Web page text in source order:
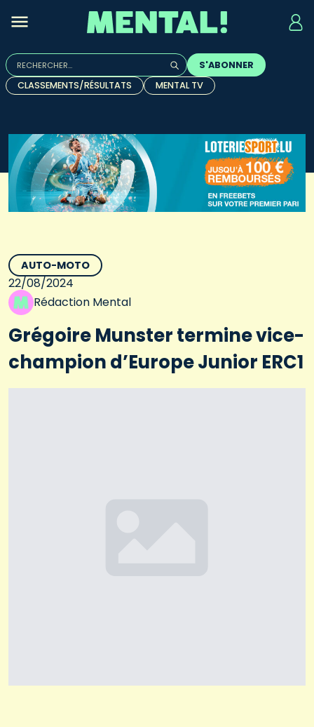
Rechercher :
Quand les résultats de l'auto-complétion sont
S'ABONNER
CLASSEMENTS/RÉSULTATS
MENTAL TV
AUTO-MOTO
22/08/2024
Rédaction Mental
Grégoire Munster termine vice-
champion d’Europe Junior ERC1